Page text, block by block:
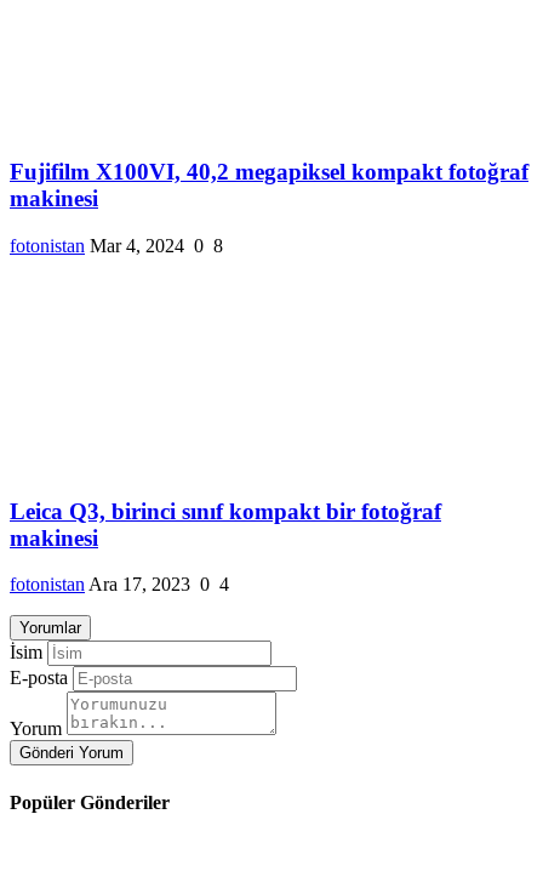
Fujifilm X100VI, 40,2 megapiksel kompakt fotoğraf
makinesi
fotonistan Mar 4, 2024 0 8
Leica Q3, birinci sınıf kompakt bir fotoğraf
makinesi
fotonistanAra 17, 2023 0 4
Yorumlar
İsim
E-posta
Yorum
Gönderi Yorum
Popüler Gönderiler